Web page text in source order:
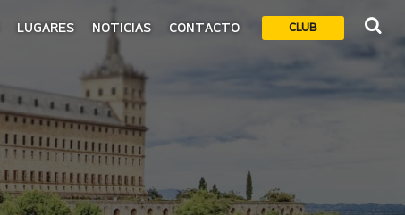
CLUB
LUGARES NOTICIAS CONTACTO